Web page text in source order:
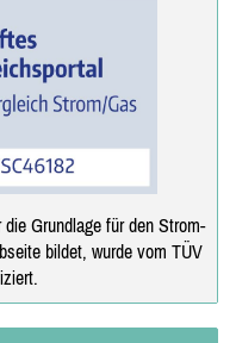
Grundlage für den Strom-
bildet, wurde vom TÜV